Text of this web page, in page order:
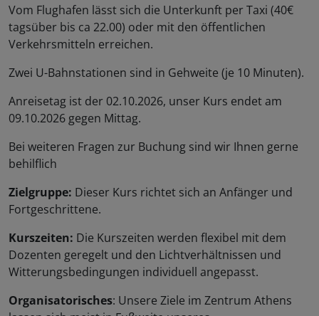
Vom Flughafen lässt sich die Unterkunft per Taxi (40€
tagsüber bis ca 22.00) oder mit den öffentlichen
Verkehrsmitteln erreichen.
Zwei U-Bahnstationen sind in Gehweite (je 10 Minuten).
Anreisetag ist der 02.10.2026, unser Kurs endet am
09.10.2026 gegen Mittag.
Bei weiteren Fragen zur Buchung sind wir Ihnen gerne
behilflich
Zielgruppe: Dieser Kurs richtet sich an Anfänger und
Fortgeschrittene.
Kurszeiten: Die Kurszeiten werden flexibel mit dem
Dozenten geregelt und den Lichtverhältnissen und
Witterungsbedingungen individuell angepasst.
Organisatorisches: Unsere Ziele im Zentrum Athens